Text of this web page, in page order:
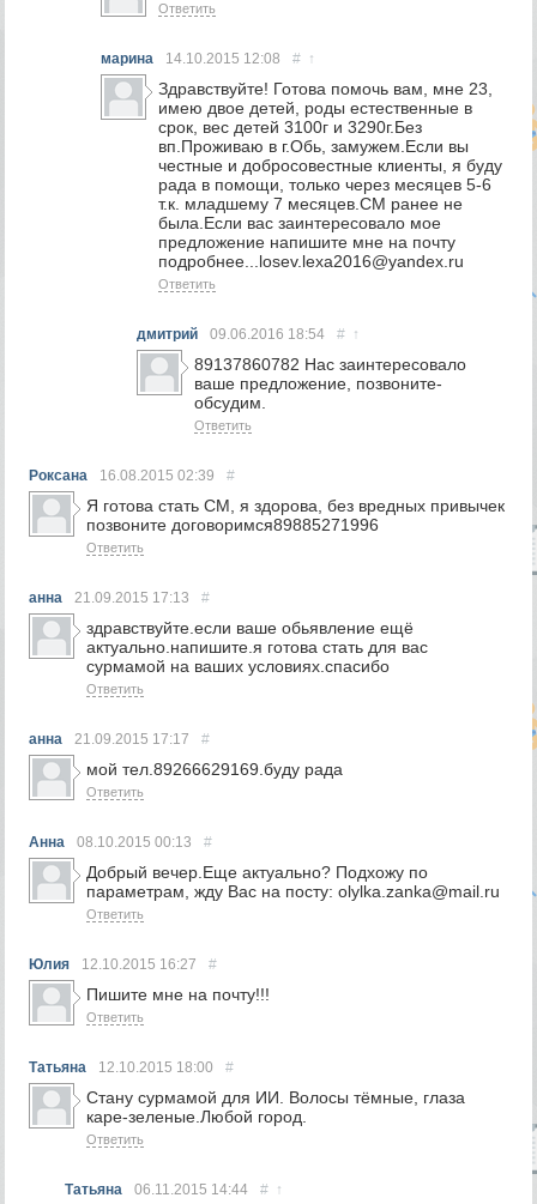
Ответить
марина 14.10.2015 12:08 # ↑
Здравствуйте! Готова помочь вам, мне 23,
имею двое детей, роды естественные в
срок, вес детей 3100г и 3290г.Без
вп.Проживаю в г.Обь, замужем.Если вы
честные и добросовестные клиенты, я буду
рада в помощи, только через месяцев 5-6
т.к. младшему 7 месяцев.СМ ранее не
была.Если вас заинтересовало мое
предложение напишите мне на почту
подробнее...losev.lexa2016@yandex.ru
Ответить
дмитрий 09.06.2016 18:54 # ↑
89137860782 Нас заинтересовало
ваше предложение, позвоните-
обсудим.
Ответить
Роксана 16.08.2015 02:39 #
Я готова стать СМ, я здорова, без вредных привычек
позвоните договоримся89885271996
Ответить
анна 21.09.2015 17:13 #
здравствуйте.если ваше обьявление ещё
актуально.напишите.я готова стать для вас
сурмамой на ваших условиях.спасибо
Ответить
анна 21.09.2015 17:17 #
мой тел.89266629169.буду рада
Ответить
Анна 08.10.2015 00:13 #
Добрый вечер.Еще актуально? Подхожу по
параметрам, жду Вас на посту: olylka.zanka@mail.ru
Ответить
Юлия 12.10.2015 16:27 #
Пишите мне на почту!!!
Ответить
Татьяна 12.10.2015 18:00 #
Стану сурмамой для ИИ. Волосы тёмные, глаза
каре-зеленые.Любой город.
Ответить
Татьяна 06.11.2015 14:44 # ↑